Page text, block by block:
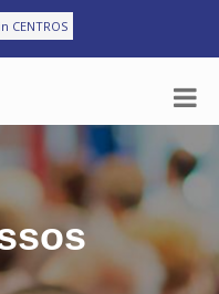
CENTROS